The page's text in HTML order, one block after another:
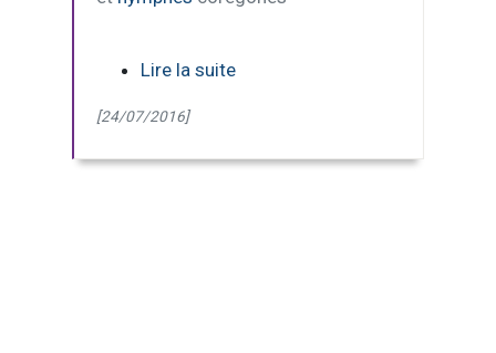
Lire la suite
[24/07/2016]